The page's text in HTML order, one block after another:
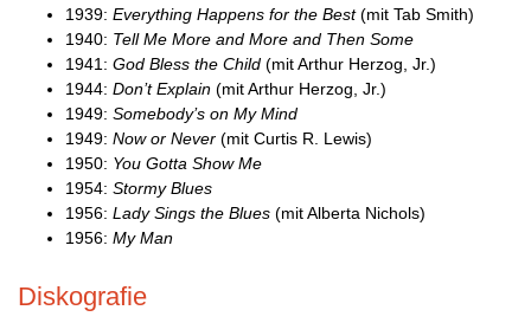
1939: Everything Happens for the Best(mit Tab Smith)
1940: Tell Me More and More and Then Some
1941: God Bless the Child (mit Arthur Herzog, Jr.)
1944: Don’t Explain (mit Arthur Herzog, Jr.)
1949: Somebody’s on My Mind
1949: Now or Never (mit Curtis R. Lewis)
1950: You Gotta Show Me
1954: Stormy Blues
1956: Lady Sings the Blues (mit Alberta Nichols)
1956: My Man
Diskografie